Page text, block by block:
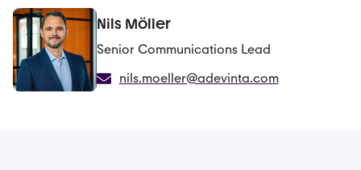
Nils Möller
Senior Communications Lead
nils.moeller@adevinta.com